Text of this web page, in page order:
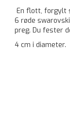
En flott, forgylt
6 røde
preg. Du fester
4 cm i diameter.